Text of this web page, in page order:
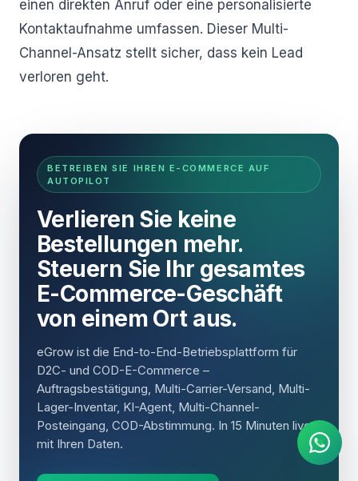
einen direkten Anruf oder eine personalisierte
Kontaktaufnahme umfassen. Dieser Multi-
Channel-Ansatz stellt sicher, dass kein Lead
verloren geht.
BETREIBEN SIE IHREN E-COMMERCE AUF
AUTOPILOT
Verlieren Sie keine
Bestellungen mehr.
Steuern Sie Ihr gesamtes
E-Commerce-Geschäft
von einem Ort aus.
eGrow ist die End-to-End-Betriebsplattform für
D2C- und COD-E-Commerce –
Auftragsbestätigung, Multi-Carrier-Versand, Multi-
Lager-Inventar, KI-Agent, Multi-Channel-
Posteingang, COD-Abstimmung. In 15 Minuten live
mit Ihren Daten.
KI Agent
Sofortige Antworten auf
WhatsApp